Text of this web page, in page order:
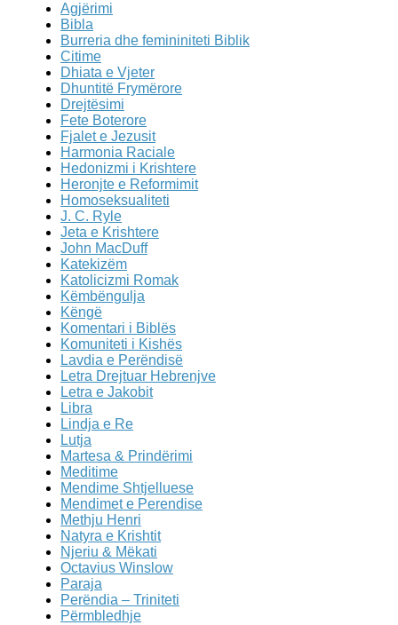
Agjërimi
Bibla
Burreria dhe femininiteti Biblik
Citime
Dhiata e Vjeter
Dhuntitë Frymërore
Drejtësimi
Fete Boterore
Fjalet e Jezusit
Harmonia Raciale
Hedonizmi i Krishtere
Heronjte e Reformimit
Homoseksualiteti
J. C. Ryle
Jeta e Krishtere
John MacDuff
Katekizëm
Katolicizmi Romak
Këmbëngulja
Këngë
Komentari i Biblës
Komuniteti i Kishës
Lavdia e Perëndisë
Letra Drejtuar Hebrenjve
Letra e Jakobit
Libra
Lindja e Re
Lutja
Martesa & Prindërimi
Meditime
Mendime Shtjelluese
Mendimet e Perendise
Methju Henri
Natyra e Krishtit
Njeriu & Mëkati
Octavius Winslow
Paraja
Perëndia – Triniteti
Përmbledhje